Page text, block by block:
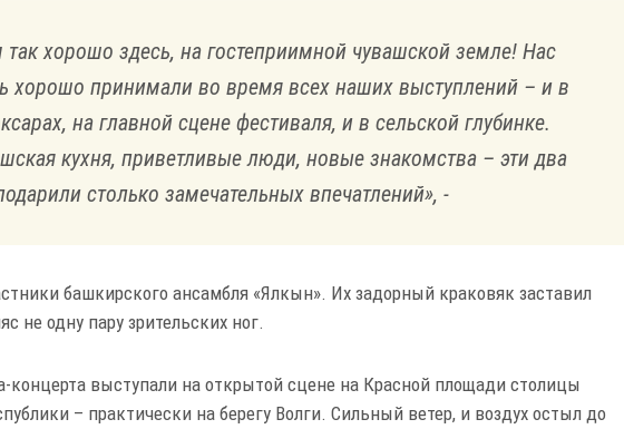
так хорошо здесь, на гостеприимной чувашской земле! Нас
хорошо принимали во время всех наших выступлений – и в
на главной сцене фестиваля, и в сельской глубинке.
кухня, приветливые люди, новые знакомства – эти два
столько замечательных впечатлений», -
башкирского ансамбля «Ялкын». Их задорный краковяк заставил
не одну пару зрительских ног.
концерта выступали на открытой сцене на Красной площади столицы
– практически на берегу Волги. Сильный ветер, и воздух остыл до